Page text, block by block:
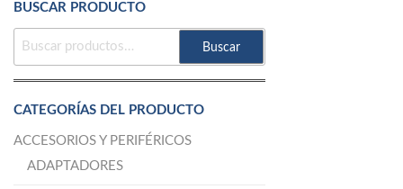
BUSCAR PRODUCTO
BUSCAR
Buscar
CATEGORÍAS DEL PRODUCTO
ACCESORIOS Y PERIFÉRICOS
ADAPTADORES